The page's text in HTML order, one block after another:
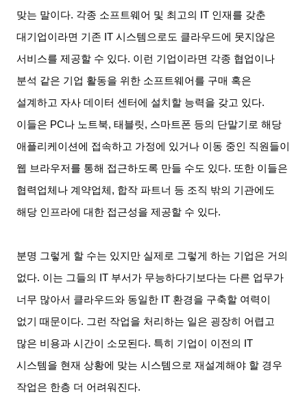
맞는 말이다. 각종 소프트웨어 및 최고의 IT 인재를 갖춘
대기업이라면 기존 IT시스템으로도 클라우드에 못지않은
서비스를 제공할 수 있다. 이런 기업이라면 각종 협업이나
분석 같은 기업 활동을 위한 소프트웨어를 구매 혹은
설계하고 자사 데이터 센터에 설치할 능력을 갖고 있다.
이들은 PC나 노트북,태블릿, 스마트폰 등의 단말기로 해당
애플리케이션에 접속하고 가정에 있거나 이동 중인 직원들이
웹 브라우저를 통해 접근하도록 만들 수도 있다. 또한 이들은
협력업체나 계약업체 , 합작 파트너 등 조직 밖의 기관에도
해당 인프라에 대한 접근성을 제공할 수 있다.
분명 그렇게 할 수는 있지만 실제로 그렇게 하는 기업은 거의
없다. 이는 그들의 IT 부서가 무능하다기보다는 다른 업무가
너무 많아서 클라우드와 동일한 IT 환경을 구축할 여력이
없기 때문이다. 그런 작업을 처리하는 일은 굉장히 어렵고
많은 비용과 시간이 소모된다. 특히 기업이 이전의
IT
시스템을 현재 상황에 맞는 시스템으로 재설계해야 할 경우
작업은 한층 더 어려워진다.